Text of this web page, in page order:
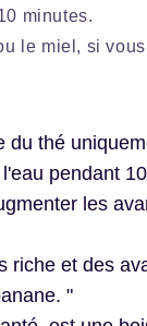
minutes.
le miel, si
du thé
pendant
les
riche et des
"